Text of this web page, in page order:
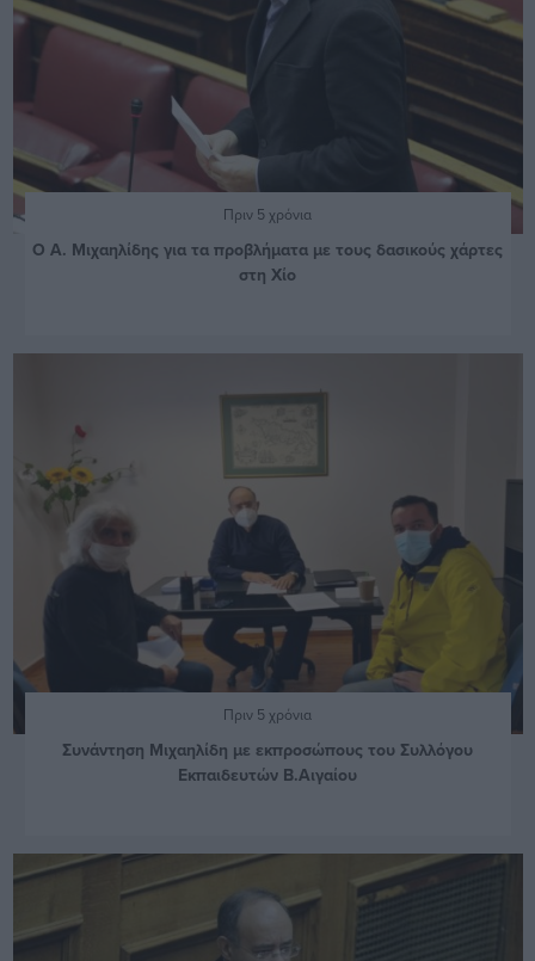
Πριν 5 χρόνια
Ο Α. Μιχαηλίδης για τα προβλήματα με τους δασικούς χάρτες
στη Χίο
Πριν 5 χρόνια
Συνάντηση Μιχαηλίδη με εκπροσώπους του Συλλόγου
Εκπαιδευτών Β.Αιγαίου